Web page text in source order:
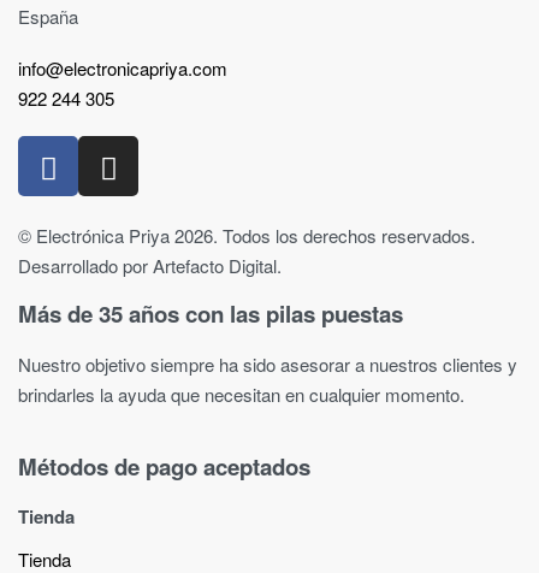
España
info@electronicapriya.com
922 244 305
© Electrónica Priya 2026. Todos los derechos reservados.
Desarrollado por Artefacto Digital.
Más de 35 años con las pilas puestas
Nuestro objetivo siempre ha sido asesorar a nuestros clientes y
brindarles la ayuda que necesitan en cualquier momento.
Métodos de pago aceptados
Tienda
Tienda